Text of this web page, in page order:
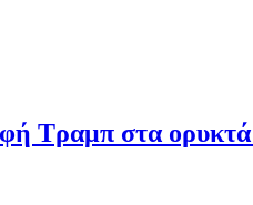
Τραμπ στα